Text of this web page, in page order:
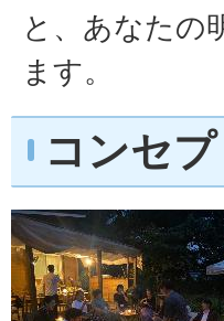
と、あなたの
ます。
コンセプ